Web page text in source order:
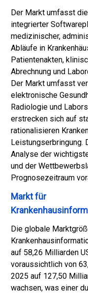
Der Markt umfasst
integrierter
medizinischer,
Abläufe in
Patientenakten,
Abrechnung und
Der Markt umfasst
elektronische
Radiologie und
erstrecken sich auf
rationalisieren
Leistungserbringung.
Analyse der
und der
Prognosezeitraum
Markt für
Die globale
auf 58,26 Milliarden
voraussichtlich von
2025 auf 127,50
wachsen, was einer